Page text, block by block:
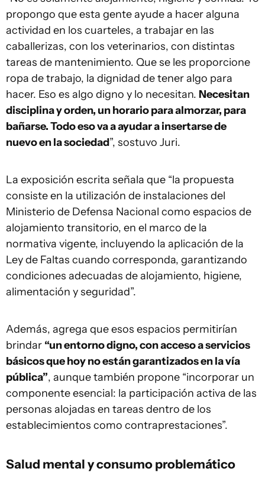
propongo que esta gente ayude a hacer alguna
actividad en los cuarteles, a trabajar en las
caballerizas, con los veterinarios, con distintas
tareas de mantenimiento. Que se les proporcione
ropa de trabajo, la dignidad de tener algo para
hacer. Eso es algo digno y lo necesitan. Necesitan
disciplina y orden, un horario para almorzar, para
bañarse. Todo eso va a ayudar a insertarse de
nuevo en la sociedad”, sostuvo Juri.
La exposición escrita señala que “la propuesta
consiste en la utilización de instalaciones del
Ministerio de Defensa Nacional como espacios de
alojamiento transitorio, en el marco de la
normativa vigente, incluyendo la aplicación de la
Ley de Faltas cuando corresponda, garantizando
condiciones adecuadas de alojamiento, higiene,
alimentación y seguridad”.
Además, agrega que esos espacios permitirían
brindar “un entorno digno, con acceso a servicios
básicos que hoy no están garantizados en la vía
pública”, aunque también propone “incorporar un
componente esencial: la participación activa de las
personas alojadas en tareas dentro de los
establecimientos como contraprestaciones”.
Salud mental y consumo problemático